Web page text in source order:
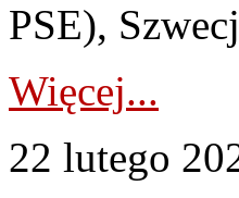
PSE),
Więcej...
22 lutego